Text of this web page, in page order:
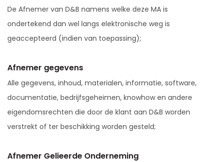
De Afnemer van D&B namens welke deze MA is
ondertekend dan wel langs elektronische weg is
geaccepteerd (indien van toepassing);
Afnemer gegevens
Alle gegevens, inhoud, materialen, informatie, software,
documentatie, bedrijfsgeheimen, knowhow en andere
eigendomsrechten die door de klant aan D&B worden
verstrekt of ter beschikking worden gesteld;
Afnemer Gelieerde Onderneming